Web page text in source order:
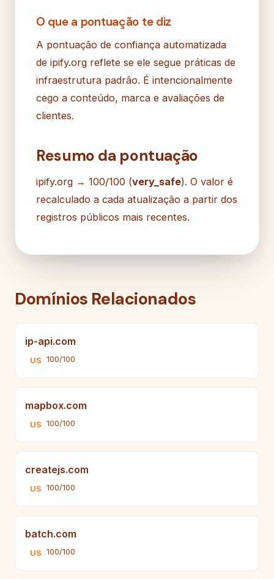
O que a pontuação te diz
A pontuação de confiança automatizada
de ipify.org reflete se ele segue práticas de
infraestrutura padrão. É intencionalmente
cego a conteúdo, marca e avaliações de
clientes.
Resumo da pontuação
ipify.org → 100/100 (very_safe). O valor é
recalculado a cada atualização a partir dos
registros públicos mais recentes.
Domínios Relacionados
ip-api.com
US 100/100
mapbox.com
US 100/100
createjs.com
US 100/100
batch.com
US 100/100